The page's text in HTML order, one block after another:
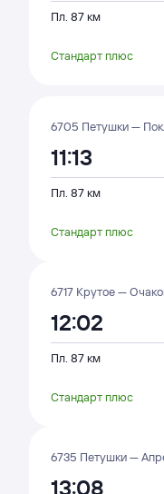
Пл. 87 км
Стандарт плюс
6705 Петушки —
11:13
Пл. 87 км
Стандарт плюс
6717 Крутое —
12:02
Пл. 87 км
Стандарт плюс
6735 Петушки —
13:08